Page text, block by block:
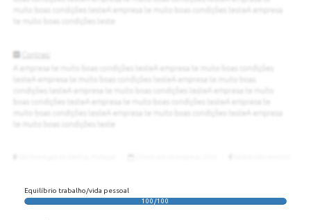
Equilíbrio trabalho/vida pessoal
100/100